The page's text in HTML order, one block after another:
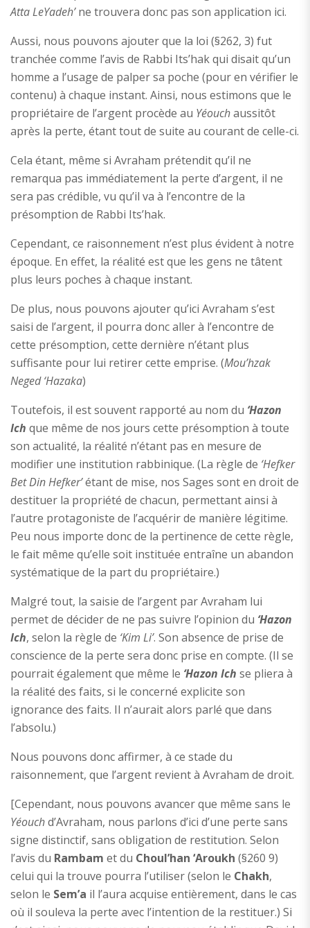
Atta LeYadeh’ne trouvera donc pas son application ici.
Aussi, nous pouvons ajouter que la loi (§262, 3) fut
tranchée comme l’avis de Rabbi Its’hak qui disait qu’un
homme a l’usage de palper sa poche (pour en vérifier le
contenu) à chaque instant. Ainsi, nous estimons que le
propriétaire de l’argent procède au Yéouchaussitôt
après la perte, étant tout de suite au courant de celle-ci.
Cela étant, même si Avraham prétendit qu’il ne
remarqua pas immédiatement la perte d’argent, il ne
sera pas crédible, vu qu’il va à l’encontre de la
présomption de Rabbi Its’hak.
Cependant, ce raisonnement n’est plus évident à notre
époque. En effet, la réalité est que les gens ne tâtent
plus leurs poches à chaque instant.
De plus, nous pouvons ajouter qu’ici Avraham s’est
saisi de l’argent, il pourra donc aller à l’encontre de
cette présomption, cette dernière n’étant plus
suffisante pour lui retirer cette emprise. (Mou’hzak
Neged ‘Hazaka)
Toutefois, il est souvent rapporté au nom du ‘Hazon
Ich que même de nos jours cette présomption à toute
son actualité, la réalité n’étant pas en mesure de
modifier une institution rabbinique. (La règle de ‘Hefker
Bet Din Hefker’étant de mise, nos Sages sont en droit de
destituer la propriété de chacun, permettant ainsi à
l’autre protagoniste de l’acquérir de manière légitime.
Peu nous importe donc de la pertinence de cette règle,
le fait même qu’elle soit instituée entraîne un abandon
systématique de la part du propriétaire.)
Malgré tout, la saisie de l’argent par Avraham lui
permet de décider de ne pas suivre l’opinion du ‘Hazon
Ich, selon la règle de ‘Kim Li’. Son absence de prise de
conscience de la perte sera donc prise en compte. (Il se
pourrait également que même le ‘Hazon Ich se pliera à
la réalité des faits, si le concerné explicite son
ignorance des faits. Il n’aurait alors parlé que dans
l’absolu.)
Nous pouvons donc affirmer, à ce stade du
raisonnement, que l’argent revient à Avraham de droit.
[Cependant, nous pouvons avancer que même sans le
Yéouchd’Avraham, nous parlons d’ici d’une perte sans
signe distinctif, sans obligation de restitution. Selon
l’avis du Rambam et du Choul’han ‘Aroukh (§260 9)
celui qui la trouve pourra l’utiliser (selon le Chakh,
selon le Sem’a il l’aura acquise entièrement, dans le cas
où il souleva la perte avec l’intention de la restituer.) Si